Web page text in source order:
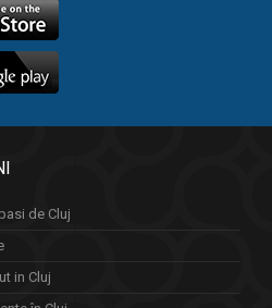
de Cluj
in Cluj